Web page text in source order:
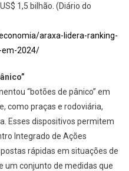
1,5 bilhão. (Diário do
araxa-lidera-ranking-
em-2024/
“botões de pânico” em
como praças e rodoviária,
Esses dispositivos permitem
Integrado de Ações
rápidas em situações de
um conjunto de medidas que